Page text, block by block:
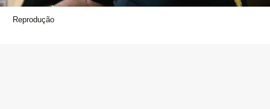
Reprodução